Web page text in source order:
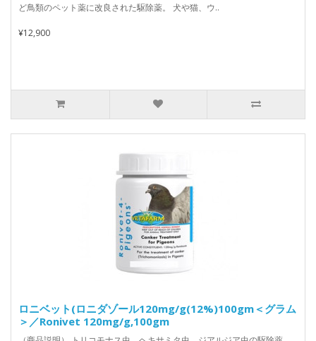
ど鳥類のペット薬に改良された駆除薬。 犬や猫、ウ..
¥12,900
ロニベット(ロニダゾール120mg/g(12%)100gm＜グラム
＞／Ronivet 120mg/g,100gm